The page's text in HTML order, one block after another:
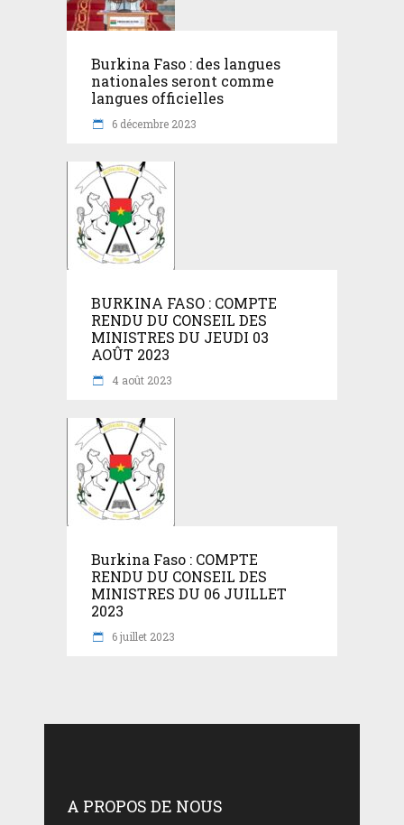
Burkina Faso : des langues
nationales seront comme
langues officielles
6 décembre 2023
BURKINA FASO : COMPTE
RENDU DU CONSEIL DES
MINISTRES DU JEUDI 03
AOÛT 2023
4 août 2023
Burkina Faso : COMPTE
RENDU DU CONSEIL DES
MINISTRES DU 06 JUILLET
2023
6 juillet 2023
A PROPOS DE NOUS